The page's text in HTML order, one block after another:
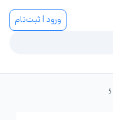
ورود | ثبت‌نام